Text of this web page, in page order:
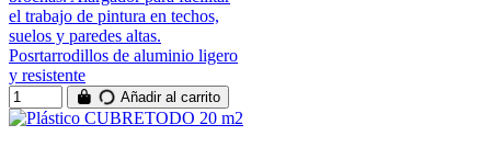
el trabajo de pintura en techos,
suelos y paredes altas.
Posrtarrodillos de aluminio ligero
y resistente
Añadir al carrito